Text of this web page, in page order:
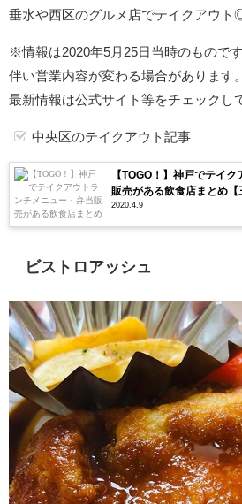
垂水や西区のグルメ店でテイクアウト
※情報は2020年5月25日当時のもので
伴い営業内容が変わる場合があります。
最新情報は公式サイト等をチェックし
中央区のテイクアウト記事
【TOGO！】神戸でテイ
販売がある飲食店まとめ【
2020.4.9
ビストロアッシュ